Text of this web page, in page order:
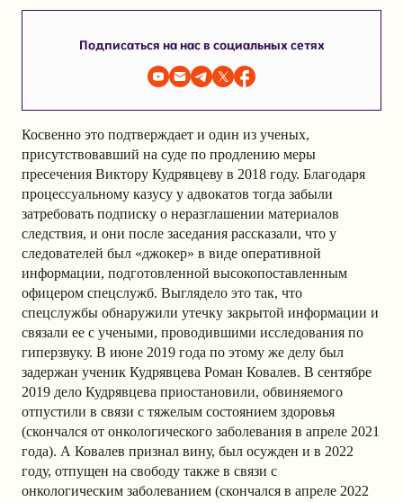
Подписаться на нас в социальных сетях
Косвенно это подтверждает и один из ученых,
присутствовавший на суде по продлению меры
пресечения Виктору Кудрявцеву в 2018 году. Благодаря
процессуальному казусу у адвокатов тогда забыли
затребовать подписку о неразглашении материалов
следствия, и они после заседания рассказали, что у
следователей был «джокер» в виде оперативной
информации, подготовленной высокопоставленным
офицером спецслужб. Выглядело это так, что
спецслужбы обнаружили утечку закрытой информации и
связали ее с учеными, проводившими исследования по
гиперзвуку. В июне 2019 года по этому же делу был
задержан ученик Кудрявцева Роман Ковалев. В сентябре
2019 дело Кудрявцева приостановили, обвиняемого
отпустили в связи с тяжелым состоянием здоровья
(скончался от онкологического заболевания в апреле 2021
года). А Ковалев признал вину, был осужден и в 2022
году, отпущен на свободу также в связи с
онкологическим заболеванием (скончался в апреле 2022